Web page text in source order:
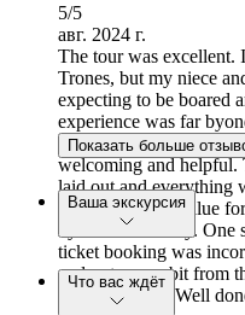
5/5
авг. 2024 г.
The tour was excellent.
Trones, but my niece
expecting to be boared
experience was far
ticket office and the
welcoming and helpful.
laid out and everything
thing was great value
ky friends already. One
ticket booking was
and out a wee bit from
it 10 out of 10. Well
Показать больше
Ваша экскурсия
Что вас ждёт